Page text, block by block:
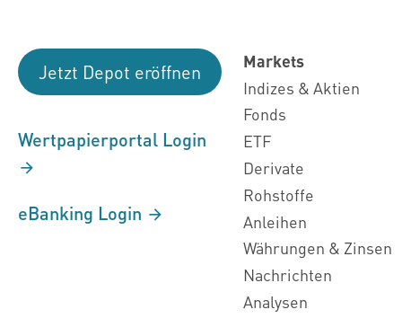
Jetzt Depot eröffnen
Wertpapierportal Login
eBanking Login
Markets
Indizes & Aktien
Fonds
ETF
Derivate
Rohstoffe
Anleihen
Währungen & Zinsen
Nachrichten
Analysen